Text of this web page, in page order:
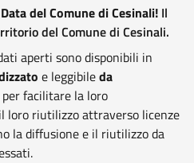
del Comune di Cesinali! Il
del Comune di Cesinali.
aperti sono disponibili in
e leggibileda
per facilitare la loro
loro riutilizzo attraverso licenze
la diffusione e il riutilizzo da